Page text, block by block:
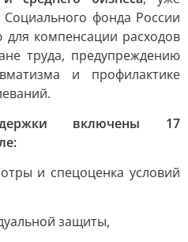
фонда России
компенсации расходов
труда, предупреждению
и профилактике
включены 17
и спецоценка условий
защиты,